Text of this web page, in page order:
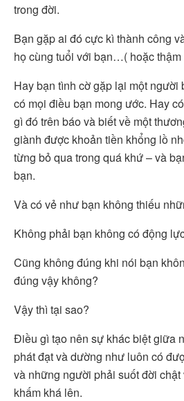
trong đời.
Bạn gặp ai đó cực kì thành công
họ cùng tuổi với bạn…( hoặc thậm
Hay bạn tình cờ gặp lại một người
có mọi điều bạn mong ước. Hay
gì đó trên báo và biết về một
giành được khoản tiền khổng lồ
từng bỏ qua trong quá khứ – và
bạn.
Và có vẻ như bạn không thiếu
Không phải bạn không có động
Cũng không đúng khi nói bạn
đúng vậy không?
Vậy thì tại sao?
Điều gì tạo nên sự khác biệt giữa
phát đạt và dường như luôn có
và những người phải suốt đời
khấm khá lên.